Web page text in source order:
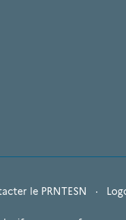
le PRNTESN ·